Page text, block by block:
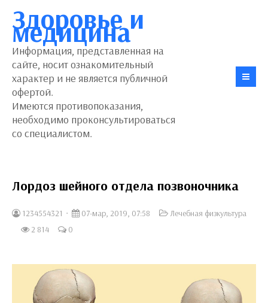
Здоровье и
медицина
Информация, представленная на
сайте, носит ознакомительный
характер и не является публичной
офертой.
Имеются противопоказания,
необходимо проконсультироваться
со специалистом.
Лордоз шейного отдела позвоночника
1234554321 07-мар, 2019, 07:58
Лечебная физкультура
2 814
0